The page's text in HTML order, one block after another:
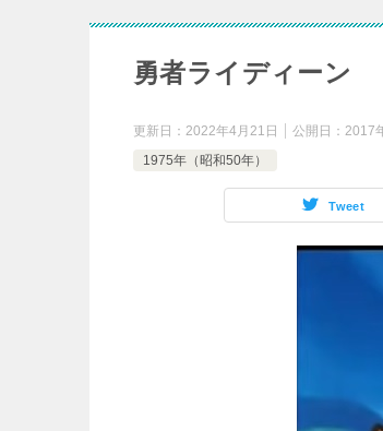
勇者ライディーン
更新日： 2022年4月21日 公開日： 2017
1975年（昭和50年）
Tweet